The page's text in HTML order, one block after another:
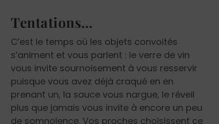
Tentations…
C’est le temps où les objets convoités
s’animent et vous parlent : le verre de vin
vous invite sournoisement à vous resservir
puisque vous avez déjà craqué en en
prenant un, la sauce vous nargue, le réveil
plus que jamais vous invite à encore un peu
de somnolence. Vos proches choisissent ce